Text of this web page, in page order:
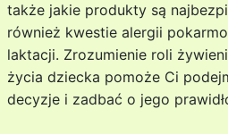
także jakie produkty są
również kwestie alergii
laktacji. Zrozumienie roli
życia dziecka pomoże Ci
decyzje i zadbać o jego